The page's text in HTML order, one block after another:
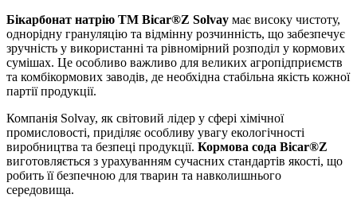
Бікарбонат натрію TM Bicar®Z Solvay має високу чистоту,
однорідну грануляцію та відмінну розчинність, що забезпечує
зручність у використанні та рівномірний розподіл у кормових
сумішах. Це особливо важливо для великих агропідприємств
та комбікормових заводів, де необхідна стабільна якість кожної
партії продукції.
Компанія Solvay, як світовий лідер у сфері хімічної
промисловості, приділяє особливу увагу екологічності
виробництва та безпеці продукції. Кормова сода Bicar®Z
виготовляється з урахуванням сучасних стандартів якості, що
робить її безпечною для тварин та навколишнього
середовища.